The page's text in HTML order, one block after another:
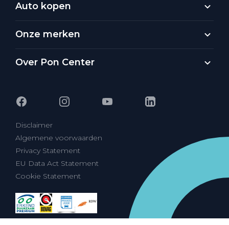
Auto kopen
Onze merken
Over Pon Center
Disclaimer
Algemene voorwaarden
Privacy Statement
EU Data Act Statement
Cookie Statement